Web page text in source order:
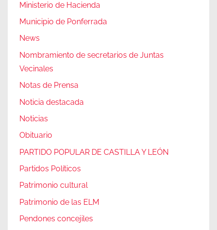
Ministerio de Hacienda
Municipio de Ponferrada
News
Nombramiento de secretarios de Juntas
Vecinales
Notas de Prensa
Noticia destacada
Noticias
Obituario
PARTIDO POPULAR DE CASTILLA Y LEÓN
Partidos Políticos
Patrimonio cultural
Patrimonio de las ELM
Pendones concejiles